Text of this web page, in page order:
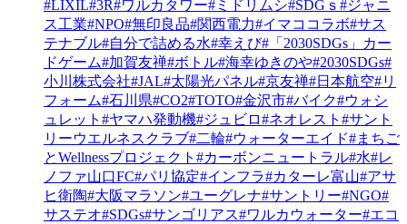
#LIXIL#3R#ワルカタワー#ミドリムシ#SDGｓ #ジャニ
ス工業#NPO#無印良品#関西電力#イマココラボ#サス
テナブル#自分で詰める水#幸えび#「2030SDGs」カー
ドゲーム#加賀友禅#ボトル#海幸ゆきのや#2030SDGs#
小川株式会社#JAL#太陽光パネル#京友禅#日本航空#リ
フォーム#石川県#CO2#TOTO#金沢市#バイク#ウォシ
ュレット #ヤマハ発動機#ジュビロ#ネオレスト #サント
リーウエルネスクラブ#二輪#ウォーターエイド#まちご
とWellnessプロジェクト #カーボンニュートラル#水#レ
ノファ山口FC#パリ協定#インフラ#カターレ富山#アサ
ヒ衛陶#大阪マラソン#ユーグレナ#サントリー#NGO#
サステオ#SDGs#サンゴリアス#ワルカウォーター#エコ